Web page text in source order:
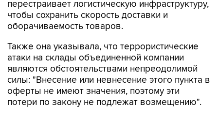
перестраивает логистическую инфраструктуру,
чтобы сохранить скорость доставки и
оборачиваемость товаров.
Также она указывала, что террористические
атаки на склады объединенной компании
являются обстоятельствами непреодолимой
силы: "Внесение или невнесение этого пункта в
оферты не имеют значения, поэтому эти
потери по закону не подлежат возмещению".